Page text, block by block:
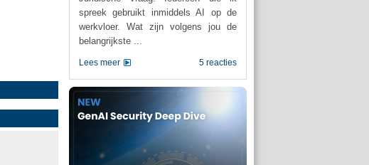
spreek gebruikt inmiddels AI op de
werkvloer. Wat zijn volgens jou de
belangrijkste ...
5 reacties
Lees meer